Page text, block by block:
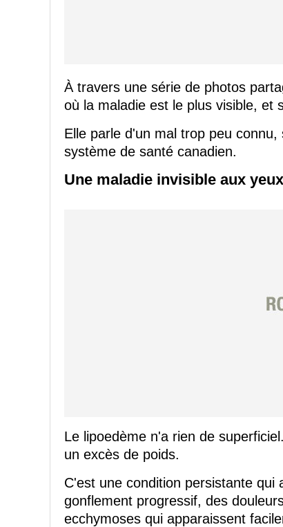
À travers une série de photos
où la maladie est le plus visible, et
Elle parle d'un mal trop peu
système de santé canadien.
Une maladie invisible aux
Le lipoedème n'a rien de
un excès de poids.
C'est une condition persistante
gonflement progressif, des
ecchymoses qui apparaissent